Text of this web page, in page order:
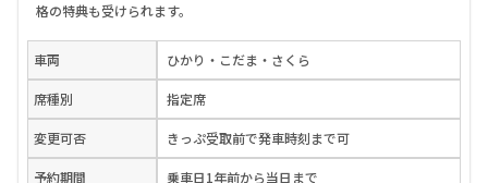
格の特典も受けられます。
車両 ひかり・こだま・さくら
席種別 指定席
変更可否 きっぷ受取前で発車時刻まで可
予約期間 乗車日1年前から当日まで